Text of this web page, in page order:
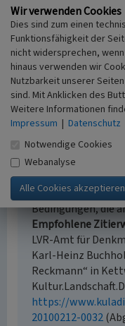
kartierung
Historischer
Beginn 1800 bis
Empfohlene
Urheberrechtlicher
Der hier
geschützt. Die
möglicherweise
Bedingungen, die
Empfohlene
LVR-Amt für
Karl-Heinz
Reckmann“ in
https://
20100212-0032
Wir verwenden Cookies
Dies sind zum einen
Funktionsfähigkeit der
nicht widersprechen,
hinaus verwenden wir
Nutzbarkeit unserer
sind. Mit Anklicken des
Weitere Informationen
Impressum | Datenschutz
Notwendige Cookies
Webanalyse